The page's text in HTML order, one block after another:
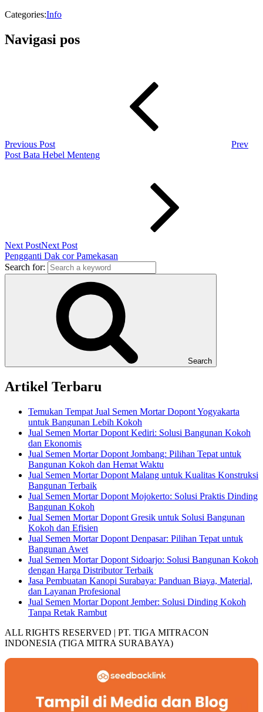
Categories:Info
Navigasi pos
Previous Post
Prev
Post Bata Hebel Menteng
Next PostNext Post
Pengganti Dak cor Pamekasan
Search for:
Search
Artikel Terbaru
Temukan Tempat Jual Semen Mortar Dopont Yogyakarta
untuk Bangunan Lebih Kokoh
Jual Semen Mortar Dopont Kediri: Solusi Bangunan Kokoh
dan Ekonomis
Jual Semen Mortar Dopont Jombang: Pilihan Tepat untuk
Bangunan Kokoh dan Hemat Waktu
Jual Semen Mortar Dopont Malang untuk Kualitas Konstruksi
Bangunan Terbaik
Jual Semen Mortar Dopont Mojokerto: Solusi Praktis Dinding
Bangunan Kokoh
Jual Semen Mortar Dopont Gresik untuk Solusi Bangunan
Kokoh dan Efisien
Jual Semen Mortar Dopont Denpasar: Pilihan Tepat untuk
Bangunan Awet
Jual Semen Mortar Dopont Sidoarjo: Solusi Bangunan Kokoh
dengan Harga Distributor Terbaik
Jasa Pembuatan Kanopi Surabaya: Panduan Biaya, Material,
dan Layanan Profesional
Jual Semen Mortar Dopont Jember: Solusi Dinding Kokoh
Tanpa Retak Rambut
ALL RIGHTS RESERVED | PT. TIGA MITRACON
INDONESIA (TIGA MITRA SURABAYA)